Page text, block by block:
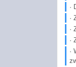
·
·
·
·
·